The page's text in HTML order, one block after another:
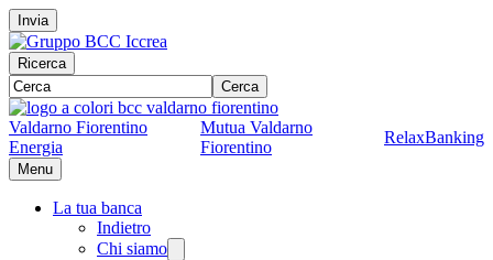
Invia
Ricerca
Cerca
Valdarno Fiorentino
Energia
Mutua Valdarno
Fiorentino
RelaxBanking
Menu
La tua banca
Indietro
Chi siamo